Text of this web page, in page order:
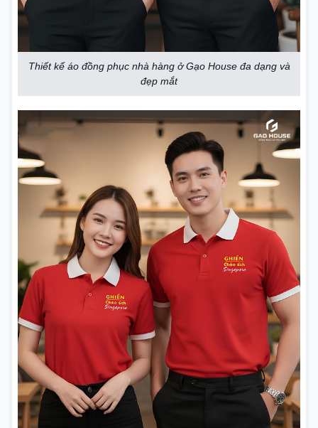
Thiết kế áo đồng phục nhà hàng ở Gạo House đa dạng và
đẹp mắt